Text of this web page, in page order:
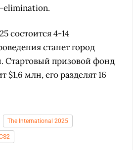
elimination.
состоится 4-14
станет город
Стартовый призовой фонд
$1,6 млн, его разделят 16
The International 2025